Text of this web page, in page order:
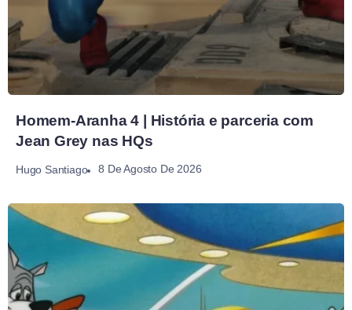
Homem-Aranha 4 | História e parceria com
Jean Grey nas HQs
Hugo Santiago 8 De Agosto De 2026